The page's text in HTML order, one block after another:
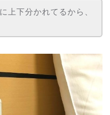
上下分かれてるから、